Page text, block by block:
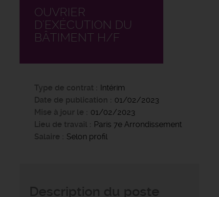
OUVRIER
D'EXÉCUTION DU
BÂTIMENT H/F
Type de contrat
Intérim
Date de publication
01/02/2023
Mise à jour le
01/02/2023
Lieu de travail
Paris 7e Arrondissement
Salaire
Selon profil